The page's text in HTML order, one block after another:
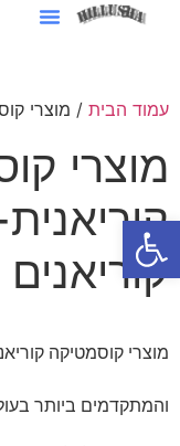
פתח סרגל נגישות
עמוד הבית / מוצרי
מוצרי
קוריאנים
והמתקדמים ביותר